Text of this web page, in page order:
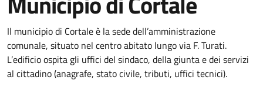
Il municipio di Cortale è la sede dell’amministrazione
comunale, situato nel centro abitato lungo via F. Turati.
L’edificio ospita gli uffici del sindaco, della giunta e dei servizi
al cittadino (anagrafe, stato civile, tributi, uffici tecnici).